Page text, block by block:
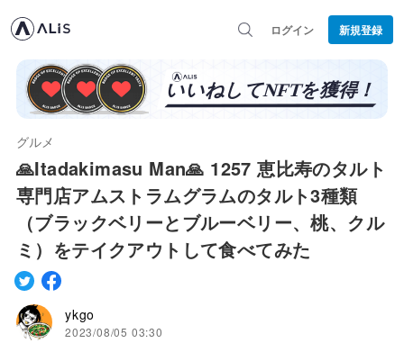
ログイン 新規登録
グルメ
🙏Itadakimasu Man🙏 1257 恵比寿のタルト
専門店アムストラムグラムのタルト3種類
（ブラックベリーとブルーベリー、桃、クル
ミ）をテイクアウトして食べてみた
ykgo
2023/08/05 03:30